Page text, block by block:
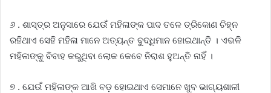
୬ . ଶାସ୍ତ୍ର ଅନୁସାରେ ଯେଉଁ ମହିଳାଙ୍କ ପାଦ ତଳେ ତ୍ରିକୋଣ ଚିହ୍ନ
ରହିଥାଏ ସେହି ମହିଳା ମାନେ ଅତ୍ୟନ୍ତ ବୁଦ୍ଧିମାନ ହୋଇଥାନ୍ତି । ଏଭଳି
ମହିଳାଙ୍କୁ ବିବାହ କରୁଥିବା ଲୋକ କେବେ ନିରାଶ ହୁଅନ୍ତି ନାହିଁ ।
୭ . ଯେଉଁ ମହିଳାଙ୍କ ଆଖି ବଡ଼ ହୋଇଥାଏ ସେମାନେ ଖୁବ ଭାଗ୍ୟଶାଳୀ